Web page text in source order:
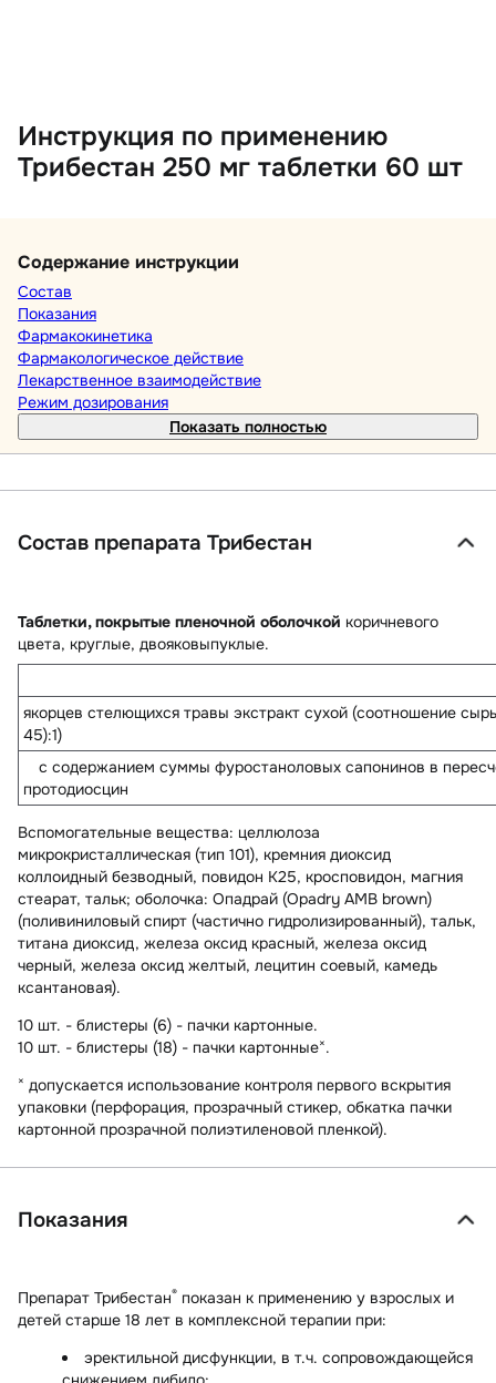
Инструкция по применению
Трибестан 250 мг таблетки 60 шт
Содержание инструкции
Состав
Показания
Фармакокинетика
Фармакологическое действие
Лекарственное взаимодействие
Режим дозирования
Показать полностью
Состав препарата Трибестан
Таблетки, покрытые пленочной оболочкой коричневого
цвета, круглые, двояковыпуклые.
якорцев стелющихся травы экстракт сухой (соотношение
45):1)
с содержанием суммы фуростаноловых сапонинов в
протодиосцин
Вспомогательные вещества: целлюлоза
микрокристаллическая (тип 101), кремния диоксид
коллоидный безводный, повидон K25, кросповидон, магния
стеарат, тальк; оболочка: Опадрай (Opadry AMB brown)
(поливиниловый спирт (частично гидролизированный), тальк,
титана диоксид, железа оксид красный, железа оксид
черный, железа оксид желтый, лецитин соевый, камедь
ксантановая).
10 шт. - блистеры (6) - пачки картонные.
10 шт. - блистеры (18) - пачки картонные×.
× допускается использование контроля первого вскрытия
упаковки (перфорация, прозрачный стикер, обкатка пачки
картонной прозрачной полиэтиленовой пленкой).
Показания
Препарат Трибестан® показан к применению у взрослых и
детей старше 18 лет в комплексной терапии при:
эректильной дисфункции, в т.ч. сопровождающейся